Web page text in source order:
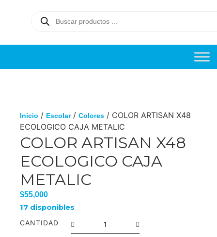
Inicio / Escolar/ Colores / COLOR ARTISAN X48
ECOLOGICO CAJA METALIC
COLOR ARTISAN X48
ECOLOGICO CAJA
METALIC
$55,000
17 disponibles
CANTIDAD